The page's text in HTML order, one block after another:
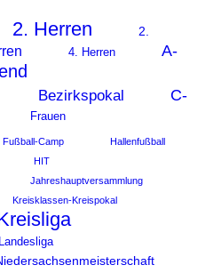
2. Herren
2.
4. Herren
A-
Bezirkspokal
C-
Frauen
Fußball-Camp
Hallenfußball
HIT
Jahreshauptversammlung
Kreisklassen-Kreispokal
Landesliga